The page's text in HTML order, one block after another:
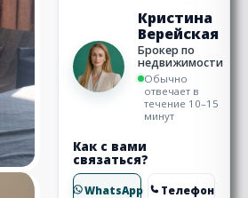
Кристина
Верейская
Брокер по
недвижимости
Обычно
отвечает в
течение 10–15
минут
Как с вами
связаться?
WhatsApp Телефон